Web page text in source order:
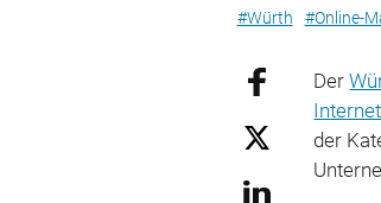
#Würth #Online-
Der
Internet
der